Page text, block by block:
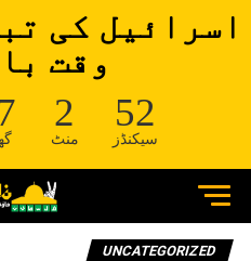
اسرائیل کی
وقت
2
منٹ
52
سیکنڈز
UNCATEGORIZED